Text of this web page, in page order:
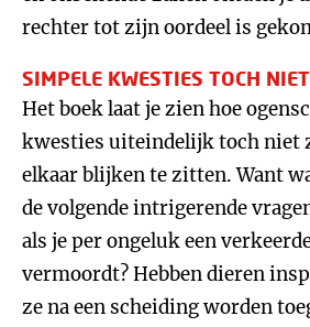
rechter tot zijn oordeel is
SIMPELE KWESTIES TOCH
Het boek laat je zien hoe
kwesties uiteindelijk toch niet
elkaar blijken te zitten. Want
de volgende intrigerende
als je per ongeluk een
vermoordt? Hebben dieren
ze na een scheiding worden